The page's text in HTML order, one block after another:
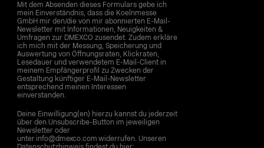
Mit dem Absenden dieses Formulars gebe ich
mein Einverständnis, dass die Koelnmesse
GmbH mir den/die von mir abonnierten E-Mail-
Newsletter mit Informationen, Neuigkeiten &
Umfragen zur DMEXCO zusendet. Zudem erkläre
ich mich mit der Messung, Speicherung und
Auswertung von Öffnungsraten, Klickraten,
Lesedauer und verwendetem E-Mail-Client in
meinem Empfängerprofil zu Zwecken der
Gestaltung künftiger E-Mail-Newsletter
entsprechend meinen Interessen
einverstanden.
Deine Einwilligung(en) hierzu kannst du jederzeit
über den Unsubscribe-Button im jeweiligen
Newsletter oder
unter info@dmexco.com widerrufen. Unseren